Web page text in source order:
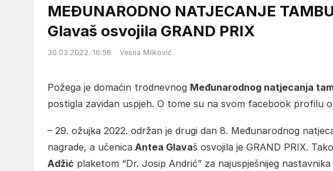
MEĐUNARODNO NATJECANJE
Glavaš osvojila GRAND PRIX
30.03.2022. 16:56 Vesna Milković
Požega je domaćin trodnevnog Međunarodnog natjecanja
postigla zavidan uspjeh. O tome su na svom facebook profilu
– 29. ožujka 2022. održan je drugi dan 8. Međunarodnog
nagrade, a učenica Antea Glavaš osvojila je GRAND PRIX.
Adžić plaketom “Dr. Josip Andrić” za najuspješnijeg